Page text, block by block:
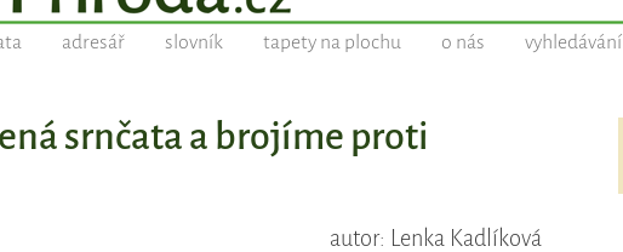
adresář slovník tapety na plochu o nás vyhledávání
srnčata a brojíme proti
autor: Lenka Kadlíková